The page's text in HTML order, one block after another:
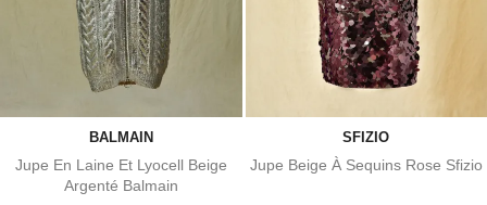
BALMAIN
Jupe En Laine Et Lyocell Beige
Argenté Balmain
SFIZIO
Jupe Beige À Sequins Rose Sfizio